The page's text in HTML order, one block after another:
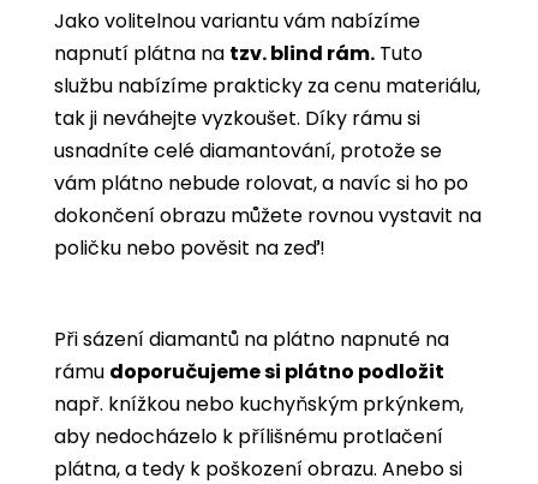
Jako volitelnou variantu vám nabízíme
napnutí plátna na tzv. blind rám. Tuto
službu nabízíme prakticky za cenu materiálu,
tak ji neváhejte vyzkoušet. Díky rámu si
usnadníte celé diamantování, protože se
vám plátno nebude rolovat, a navíc si ho po
dokončení obrazu můžete rovnou vystavit na
poličku nebo pověsit na zeď!
Při sázení diamantů na plátno napnuté na
rámu doporučujeme si plátno podložit
např. knížkou nebo kuchyňským prkýnkem,
aby nedocházelo k přílišnému protlačení
plátna, a tedy k poškození obrazu. Anebo si